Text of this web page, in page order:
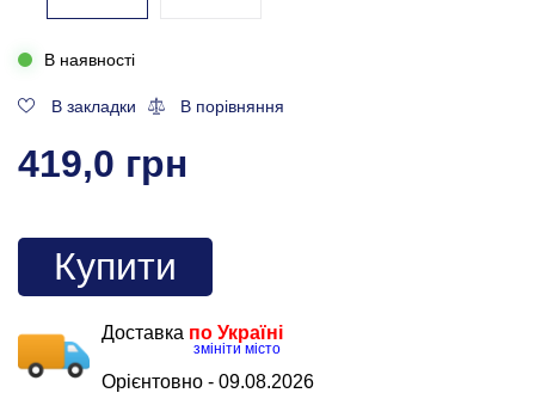
В наявності
В закладки В порівняння
419,0 грн
Купити
Доставка по Україні
змініти місто
Орієнтовно - 09.08.2026